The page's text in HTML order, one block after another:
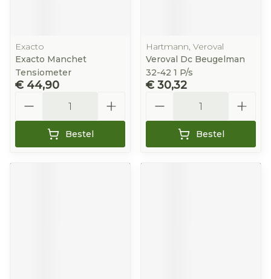
Exacto
Exacto Manchet
Tensiometer
€ 44,90
Bestel
Hartmann, Veroval
Veroval Dc Beugelman
32-42 1 P/s
€ 30,32
Bestel